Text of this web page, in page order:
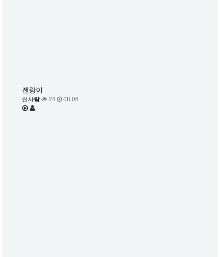
젠랑이
산사람 24 08.06